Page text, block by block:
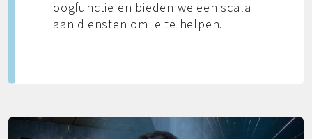
oogfunctie en bieden we een scala
aan diensten om je te helpen.